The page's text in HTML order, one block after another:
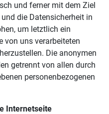
und ferner mit dem Ziel
die Datensicherheit in
um letztlich ein
von uns verarbeiteten
Die anonymen
getrennt von allen durch
personenbezogenen
Internetseite